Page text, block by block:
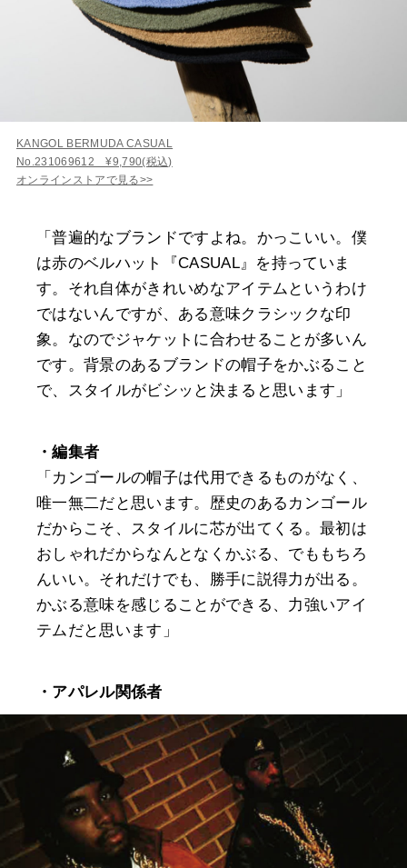
KANGOL BERMUDA CASUAL
No.231069612 ¥9,790(税込)
オンラインストアで見る>>
「普遍的なブランドですよね。かっこいい。僕
は赤のベルハット『CASUAL』を持っていま
す。それ自体がきれいめなアイテムというわけ
ではないんですが、ある意味クラシックな印
象。なのでジャケットに合わせることが多いん
です。背景のあるブランドの帽子をかぶること
で、スタイルがビシッと決まると思います」
・編集者
「カンゴールの帽子は代用できるものがなく、
唯一無二だと思います。歴史のあるカンゴール
だからこそ、スタイルに芯が出てくる。最初は
おしゃれだからなんとなくかぶる、でももちろ
んいい。それだけでも、勝手に説得力が出る。
かぶる意味を感じることができる、力強いアイ
テムだと思います」
・アパレル関係者